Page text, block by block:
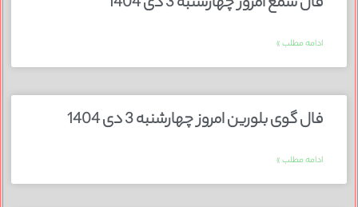
ادامه مطلب »
فال گوی بلورین امروز چهارشنبه 3 دی 1404
ادامه مطلب »